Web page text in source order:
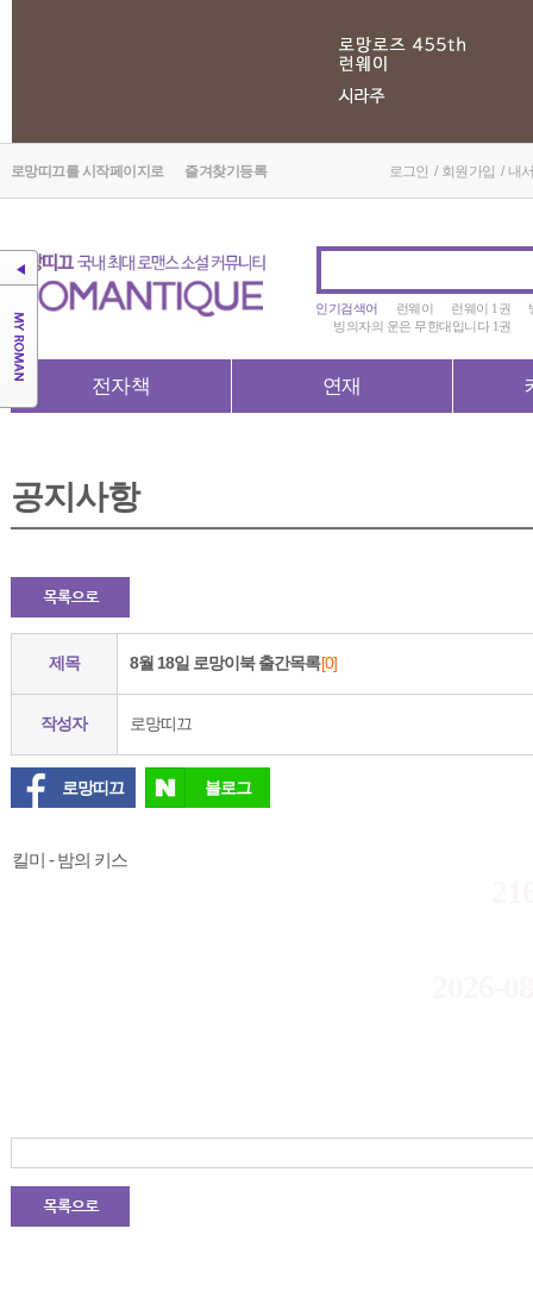
로망띠끄를 시작페이지로 즐겨찾기등록 로그인 / 회원가입 / 내
인기검색어 런웨이 런웨이 1권
빙의자의 운은 무한대입니다 1권
전자책 연재
공지사항
제목 8월 18일 로망이북 출간목록[0]
작성자 로망띠끄
로망띠끄 블로그
킬미 - 밤의 키스